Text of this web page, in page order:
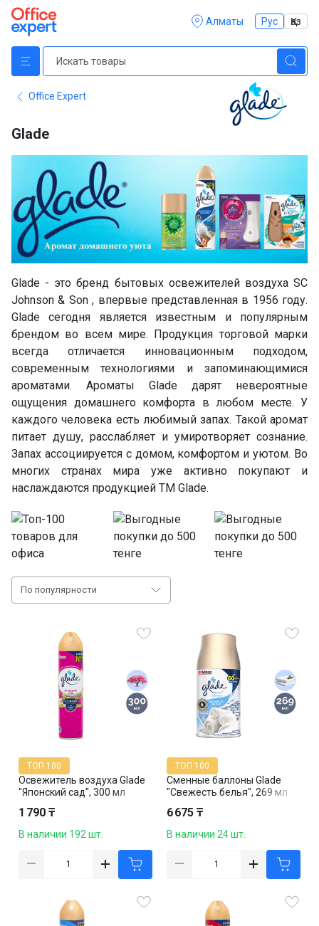
Алматы Рус Қаз
Office Expert
Glade
Glade - это бренд бытовых освежителей воздуха SC
Johnson & Son , впервые представленная в 1956 году.
Glade сегодня является известным и популярным
брендом во всем мире. Продукция торговой марки
всегда отличается инновационным подходом,
современным технологиями и запоминающимися
ароматами. Ароматы Glade дарят невероятные
ощущения домашнего комфорта в любом месте. У
каждого человека есть любимый запах. Такой аромат
питает душу, расслабляет и умиротворяет сознание.
Запах ассоциируется с домом, комфортом и уютом. Во
многих странах мира уже активно покупают и
наслаждаются продукцией ТМ Glade.
По популярности
Освежитель воздуха Glade
"Японский сад", 300 мл
ТОП 100
1 790 ₸
В наличии 192 шт.
Сменные баллоны Glade
"Свежесть белья", 269 мл
ТОП 100
6 675 ₸
В наличии 24 шт.